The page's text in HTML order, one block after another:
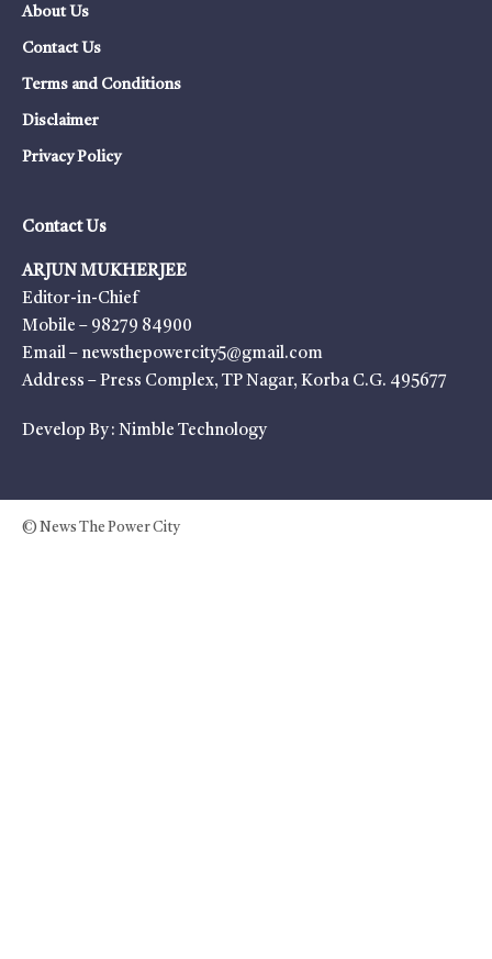
About Us
Contact Us
Terms and Conditions
Disclaimer
Privacy Policy
Contact Us
ARJUN MUKHERJEE
Editor-in-Chief
Mobile – 98279 84900
Email – newsthepowercity5@gmail.com
Address – Press Complex, TP Nagar, Korba C.G. 495677
Develop By : Nimble Technology
© News The Power City